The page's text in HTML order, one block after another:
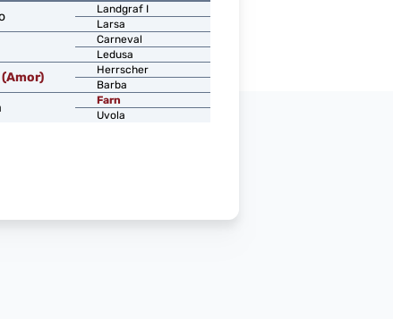
Landgraf I
Larsa
Carneval
Ledusa
Herrscher
Barba
Farn
Uvola